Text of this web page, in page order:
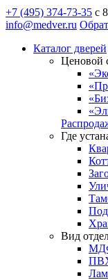
+7 (495) 374-73-35 с
info@medver.ru
Каталог дверей
Ценовой
Где
Вид